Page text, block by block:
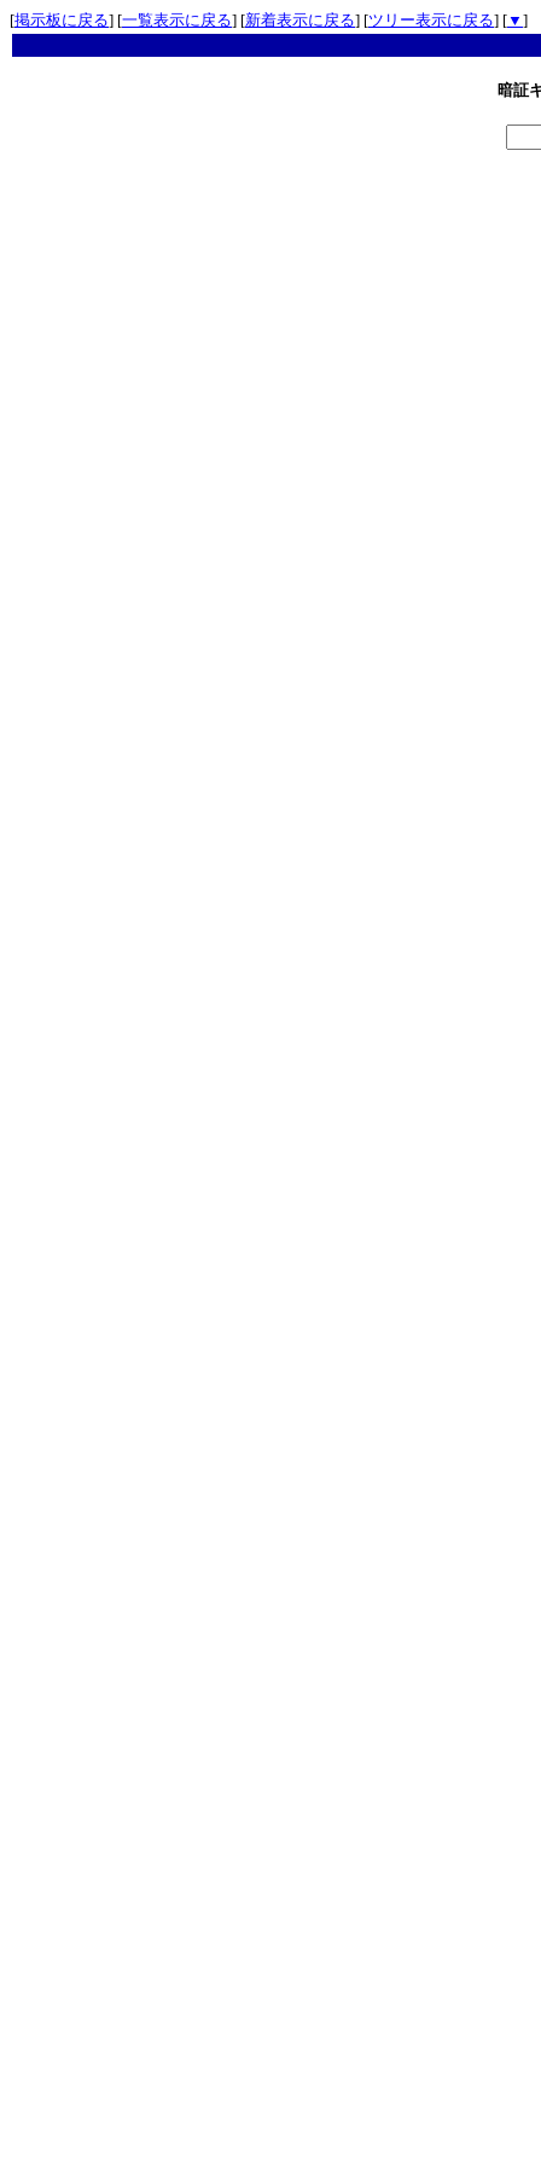
[掲示板に戻る] [一覧表示に戻る] [新着表示に戻る] [ツリー表示に戻る] [▼ ]
暗証